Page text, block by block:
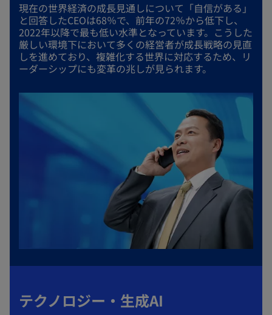
V
i
d
e
開
く
現在の世界経済の成長見通しについて「自信がある」
と回答したCEOは68％で、前年の72％から低下し、
2022年以降で最も低い水準となっています。こうした
厳しい環境下において多くの経営者が成長戦略の見直
しを進めており、複雑化する世界に対応するため、リ
ーダーシップにも変革の兆しが見られます。
テクノロジー・生成AI